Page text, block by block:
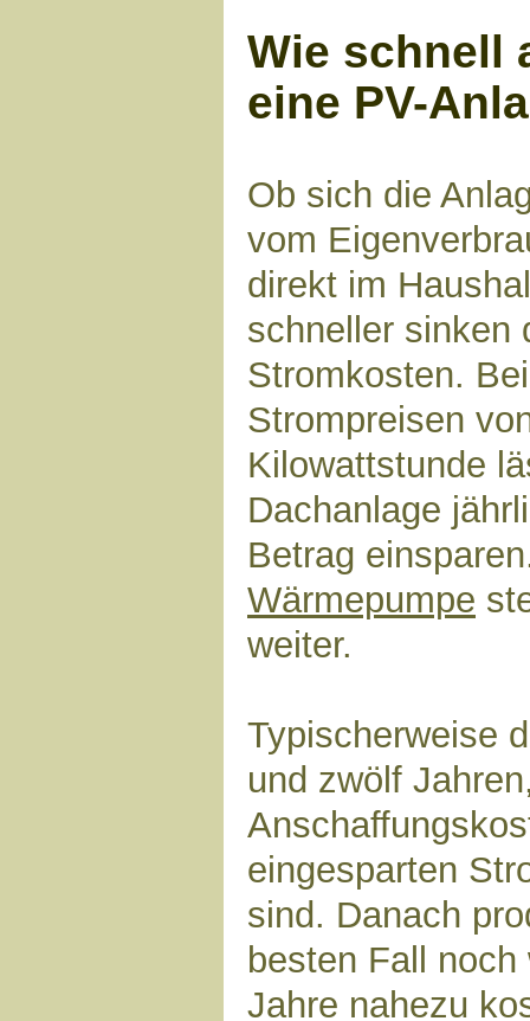
Wie schnell
eine PV-
Ob sich die
vom
direkt im
schneller sinken
Stromkosten.
Strompreisen
Kilowattstunde
Dachanlage
Betrag
Wärmepumpe
weiter.
Typischerweise
und zwölf
eingesparten
sind. Danach
besten Fall
Jahre nahezu